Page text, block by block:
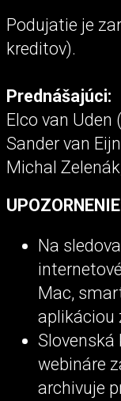
Podujatie je
kreditov).
Prednášajúci:
Elco van Uden
Sander van
Michal
Na
Mac,
aplikáciou
webináre
archivuje